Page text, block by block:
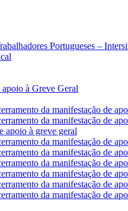
Portugueses –
à Greve Geral
da manifestação de
da manifestação de
apoio à greve geral
da manifestação de
da manifestação de
da manifestação de
da manifestação de
da manifestação de
da manifestação de